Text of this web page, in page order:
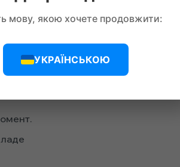
фактический спрос
мову, якою хочете продовжити:
УКРАЇНСЬКОЮ